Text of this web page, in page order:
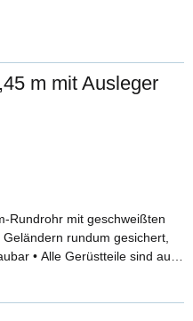
m mit Ausleger
Rundrohr mit geschweißten
rundum gesichert,
• Alle Gerüstteile sind auch
erhältlich • Stabil und